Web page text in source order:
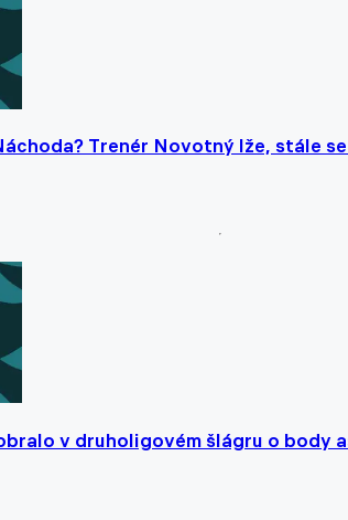
Trenér Novotný lže, stále
v druholigovém šlágru o body